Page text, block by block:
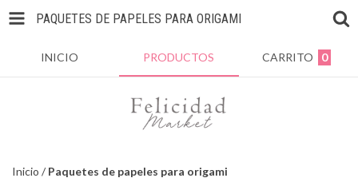
PAQUETES DE PAPELES PARA ORIGAMI
INICIO PRODUCTOS CARRITO 0
Inicio / Paquetes de papeles para origami